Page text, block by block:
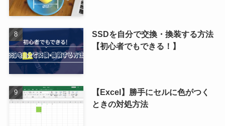
SSDを自分で交換・換装する方法
【初心者でもできる！】
【Excel】勝手にセルに色がつく
ときの対処方法